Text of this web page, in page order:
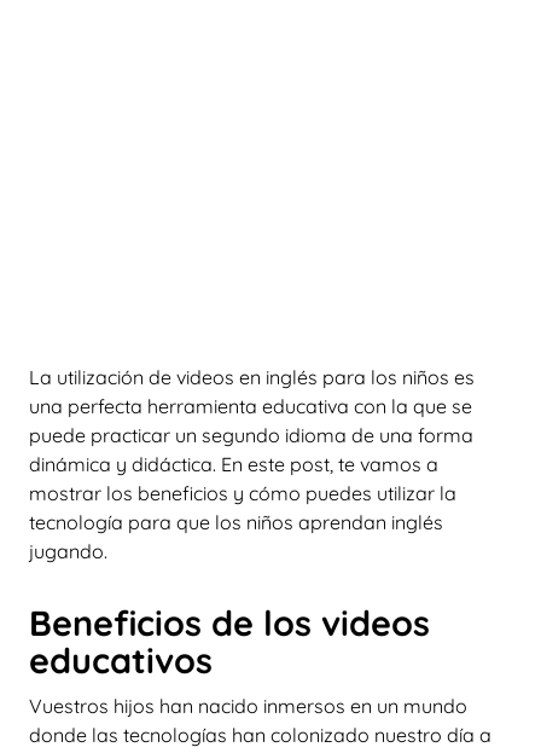
La utilización de videos en inglés para los niños es
una perfecta herramienta educativa con la que se
puede practicar un segundo idioma de una forma
dinámica y didáctica. En este post, te vamos a
mostrar los beneficios y cómo puedes utilizar la
tecnología para que los niños aprendan inglés
jugando.
Beneficios de los videos
educativos
Vuestros hijos han nacido inmersos en un mundo
donde las tecnologías han colonizado nuestro día a